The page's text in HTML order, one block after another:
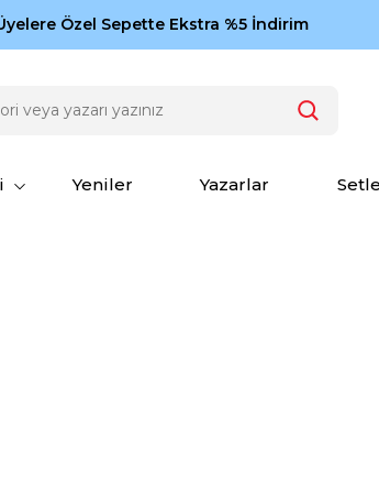
eserler Ketebe'de: Cengiz Aytmatov
Özel Sepette Ekstra %5 İndirim
Yeniler Yazarlar